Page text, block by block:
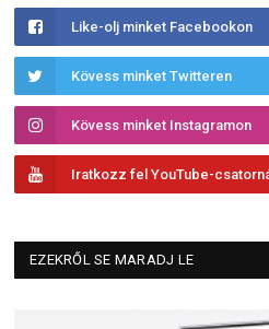
Like-olj minket Facebookon
Kövess minket Twitteren
Kövess minket Instagramon
Iratkozz fel YouTube-
EZEKRŐL SE MARADJ LE